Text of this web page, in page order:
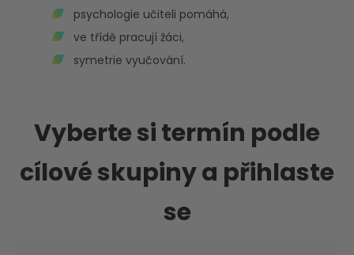
psychologie učiteli pomáhá,
ve třídě pracují žáci,
symetrie vyučování.
Vyberte si termín podle
cílové skupiny a přihlaste
se